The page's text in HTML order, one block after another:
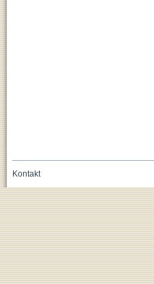
Kontakt